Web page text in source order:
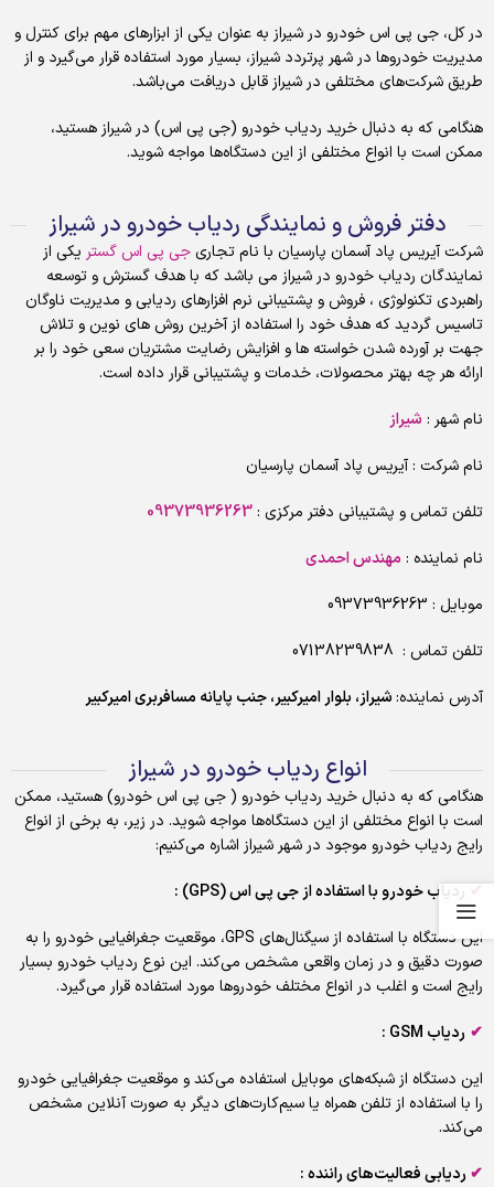
در کل، جی پی اس خودرو در شیراز به عنوان یکی از ابزارهای مهم برای کنترل و
مدیریت خودروها در شهر پرتردد شیراز، بسیار مورد استفاده قرار می‌گیرد و از
طریق شرکت‌های مختلفی در شیراز قابل دریافت می‌باشد.
هنگامی که به دنبال خرید ردیاب خودرو (جی پی اس) در شیراز هستید،
ممکن است با انواع مختلفی از این دستگاه‌ها مواجه شوید.
دفتر فروش و نمایندگی ردیاب خودرو در شیراز
شرکت آیریس پاد آسمان پارسیان با نام تجاریجی پی اس گستر یکی از
نمایندگان ردیاب خودرو در شیراز می باشد که با هدف گسترش و توسعه
راهبردی تكنولوژي ، فروش و پشتیبانی نرم افزارهای ردیابی و مدیریت ناوگان
تاسیس گردید که هدف خود را استفاده از آخرین روش های نوین و تلاش
جهت بر آورده شدن خواسته ها و افزایش رضایت مشتریان سعی خود را بر
ارائه هر چه بهتر محصولات، خدمات و پشتیبانی قرار داده است.
نام شهر : شیراز
نام شرکت : آیریس پاد آسمان پارسیان
تلفن تماس و پشتیبانی دفتر مرکزی :09373936263
نام نماینده : مهندس احمدی
موبایل : 09373936263
تلفن تماس : 07138239838
آدرس نماینده:شیراز، بلوار امیرکبیر، جنب پایانه مسافربری امیرکبیر
انواع ردیاب خودرو در شیراز
هنگامی که به دنبال خرید ردیاب خودرو ( جی پی اس خودرو) هستید، ممکن
است با انواع مختلفی از این دستگاه‌ها مواجه شوید. در زیر، به برخی از انواع
رایج ردیاب خودرو موجود در شهر شیراز اشاره می‌کنیم:
ردیاب خودرو با استفاده از جی پی اس (GPS) :
این دستگاه با استفاده از سیگنال‌های GPS، موقعیت جغرافیایی خودرو را به
صورت دقیق و در زمان واقعی مشخص می‌کند. این نوع ردیاب خودرو بسیار
رایج است و اغلب در انواع مختلف خودروها مورد استفاده قرار می‌گیرد.
✔ ردیاب GSM :
این دستگاه از شبکه‌های موبایل استفاده می‌کند و موقعیت جغرافیایی خودرو
را با استفاده از تلفن همراه یا سیم‌کارت‌های دیگر به صورت آنلاین مشخص
می‌کند.
✔ردیابی فعالیت‌های راننده :